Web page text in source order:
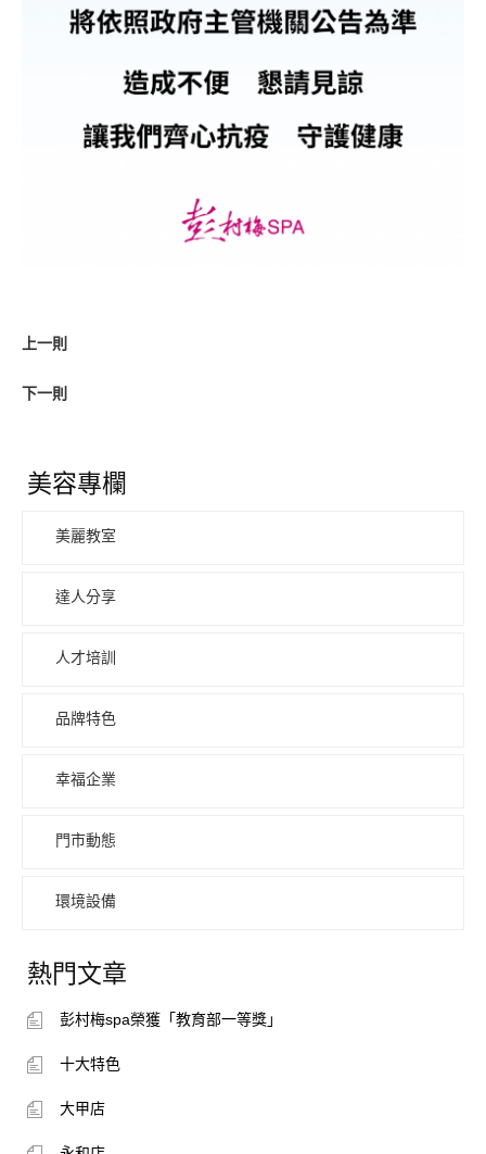
上一則
下一則
美容專欄
美麗教室
達人分享
人才培訓
品牌特色
幸福企業
門市動態
環境設備
熱門文章
彭村梅spa榮獲「教育部一等獎」
十大特色
大甲店